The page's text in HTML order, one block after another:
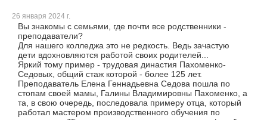
26 января 2024 г.
Вы знакомы с семьями, где почти все родственники -
преподаватели?
Для нашего колледжа это не редкость. Ведь зачастую
дети вдохновляются работой своих родителей...
Яркий тому пример - трудовая династия Пахоменко-
Седовых, общий стаж которой - более 125 лет.
Преподаватель Елена Геннадьевна Седова пошла по
стопам своей мамы, Галины Владимировны Пахоменко, а
та, в свою очередь, последовала примеру отца, который
работал мастером производственного обучения по